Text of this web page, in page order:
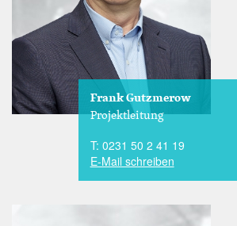
Frank Gutzmerow
Projektleitung
T: 0231 50 2 41 19
E-Mail schreiben